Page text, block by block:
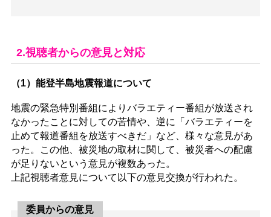
2.視聴者からの意見と対応
（1）能登半島地震報道について
地震の緊急特別番組によりバラエティー番組が放送され
なかったことに対しての苦情や、逆に「バラエティーを
止めて報道番組を放送すべきだ」など、様々な意見があ
った。この他、被災地の取材に関して、被災者への配慮
が足りないという意見が複数あった。
上記視聴者意見について以下の意見交換が行われた。
委員からの意見